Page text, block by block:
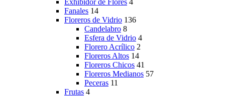
Exhibidor de Flores 4
Fanales 14
Floreros de Vidrio 136
Candelabro 8
Esfera de Vidrio 4
Florero Acrílico 2
Floreros Altos 14
Floreros Chicos 41
Floreros Medianos 57
Peceras 11
Frutas 4